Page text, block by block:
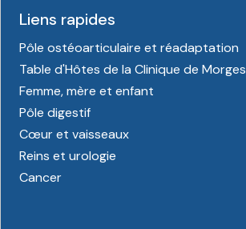
Liens rapides
Pôle ostéoarticulaire et réadaptation
Table d'Hôtes de la Clinique de Morges
Femme, mère et enfant
Pôle digestif
Cœur et vaisseaux
Reins et urologie
Cancer